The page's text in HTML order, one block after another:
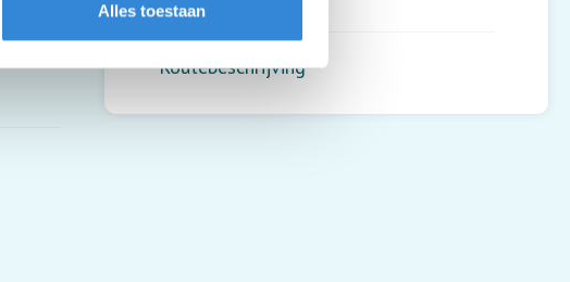
Alles toestaan
Routebeschrijving